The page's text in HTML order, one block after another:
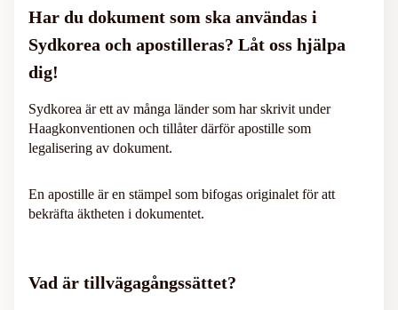
Har du dokument som ska användas i
Sydkorea och apostilleras? Låt oss hjälpa
dig!
Sydkorea är ett av många länder som har skrivit under
Haagkonventionen och tillåter därför apostille som
legalisering av dokument.
En apostille är en stämpel som bifogas originalet för att
bekräfta äktheten i dokumentet.
Vad är tillvägagångssättet?